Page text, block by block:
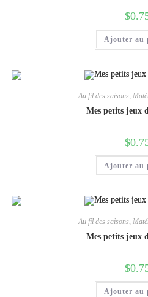
$
Ajouter au
Au fil des saisons
Mes petits jeux
$
Ajouter au
Au fil des saisons,
Mes petits jeux
$
Ajouter au